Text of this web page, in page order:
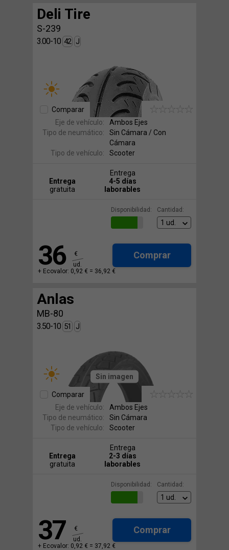
Deli Tire
S-239
3.00-10 42 J
Comparar
Eje de vehículo:
Ambos Ejes
Tipo de neumático:
Sin Cámara / Con
Cámara
Tipo de vehículo:
Scooter
Entrega
gratuita
Entrega
4-5 días
laborables
Disponibilidad: Cantidad:
36
€
ud.
Comprar
+ Ecovalor: 0,92 € = 36,92 €
Anlas
MB-80
3.50-10 51 J
Sin imagen
Comparar
Eje de vehículo:
Ambos Ejes
Tipo de neumático:
Sin Cámara
Tipo de vehículo:
Scooter
Entrega
gratuita
Entrega
2-3 días
laborables
Disponibilidad: Cantidad:
37
€
ud.
Comprar
+ Ecovalor: 0,92 € = 37,92 €